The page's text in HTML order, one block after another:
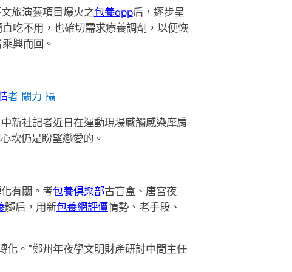
旅演藝項目爆火之包養app后，逐步呈
吃不用，也確切需求療養調劑，以便恢
興而回。
者 闞力 攝
新社記者近日在運動現場感觸感染摩肩
坎仍是盼望戀愛的。
有關。考包養俱樂部古盲盒、唐宮夜
髓后，用新包養網評價情勢、老手段、
。”鄭州年夜學文明財產研討中間主任